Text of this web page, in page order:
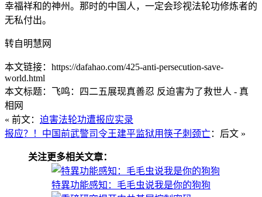
幸福祥和的神州。那时的中国人，一定会珍视法轮功修炼者的
无私付出。
转自明慧网
本文链接：https://dafahao.com/425-anti-persecution-save-
world.html
本文标题：飞鸣：四二五展现真善忍 反迫害为了救世人 - 真
相网
« 前文： 迫害法轮功遭报应实录
报应？！中国前武警司令王建平监狱用筷子刺颈亡：后文 »
关注更多相关文章：
特異功能感知：毛毛虫说我是你的狗狗